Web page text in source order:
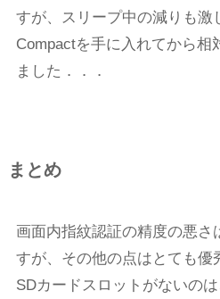
すが、スリープ中の減りも激
Compactを手に入れてから相
ました．．．
まとめ
画面内指紋認証の精度の悪さ
すが、その他の点はとても優
SDカードスロットがないの